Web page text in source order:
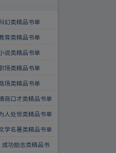
幻类精品书单
育类精品书单
说类精品书单
场类精品书单
场类精品书单
商口才类精品书单
人处世类精品书单
学名著类精品书单
功励志类精品书